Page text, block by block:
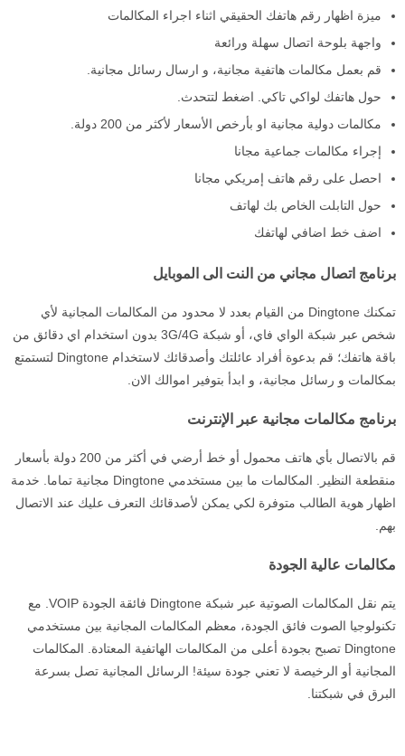
ميزة اظهار رقم هاتفك الحقيقي اثناء اجراء المكالمات
واجهة بلوحة اتصال سهلة ورائعة
قم بعمل مكالمات هاتفية مجانية، و ارسال رسائل مجانية.
حول هاتفك لواكي تاكي. اضغط لتتحدث.
مكالمات دولية مجانية او بأرخص الأسعار لأكثر من 200 دولة.
إجراء مكالمات جماعية مجانا
احصل على رقم هاتف إمريكي مجانا
حول التابلت الخاص بك لهاتف
اضف خط اضافي لهاتفك
برنامج اتصال مجاني من النت الى الموبايل
تمكنك Dingtone من القيام بعدد لا محدود من المكالمات المجانية لأي
شخص عبر شبكة الواي فاي، أو شبكة 3G/4G بدون استخدام اي دقائق من
باقة هاتفك؛ قم بدعوة أفراد عائلتك وأصدقائك لاستخدام Dingtone لتستمتع
بمكالمات و رسائل مجانية، و ابدأ بتوفير اموالك الان.
برنامج مكالمات مجانية عبر الإنترنت
قم بالاتصال بأي هاتف محمول أو خط أرضي في أكثر من 200 دولة بأسعار
منقطعة النظير. المكالمات ما بين مستخدمي Dingtone مجانية تماما. خدمة
اظهار هوية الطالب متوفرة لكي يمكن لأصدقائك التعرف عليك عند الاتصال
بهم.
مكالمات عالية الجودة
يتم نقل المكالمات الصوتية عبر شبكة Dingtone فائقة الجودة VOIP. مع
تكنولوجيا الصوت فائق الجودة، معظم المكالمات المجانية بين مستخدمي
Dingtone تصبح بجودة أعلى من المكالمات الهاتفية المعتادة. المكالمات
المجانية أو الرخيصة لا تعني جودة سيئة! الرسائل المجانية تصل بسرعة
البرق في شبكتنا.